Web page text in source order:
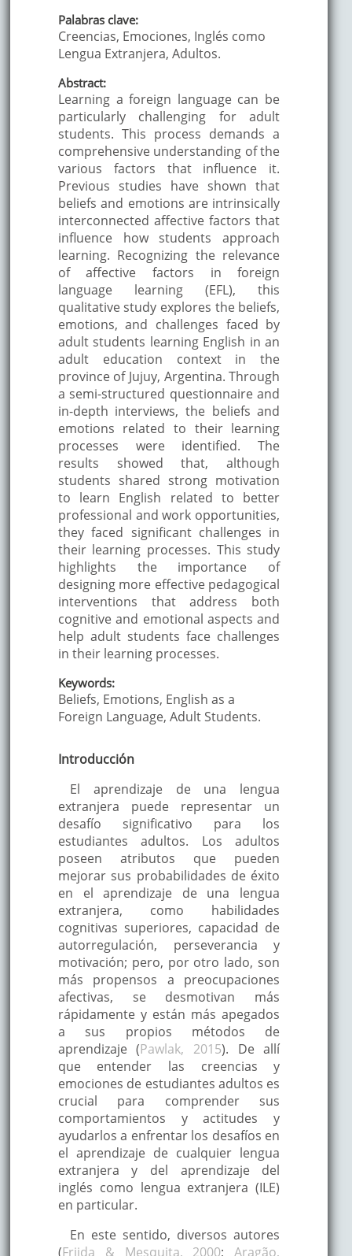
Palabras clave:
Creencias, Emociones, Inglés como
Lengua Extranjera, Adultos.
Abstract:
Learning a foreign language can be
particularly challenging for adult
students. This process demands a
comprehensive understanding of the
various factors that influence it.
Previous studies have shown that
beliefs and emotions are intrinsically
interconnected affective factors that
influence how students approach
learning. Recognizing the relevance
of affective factors in foreign
language learning (EFL), this
qualitative study explores the beliefs,
emotions, and challenges faced by
adult students learning English in an
adult education context in the
province of Jujuy, Argentina. Through
a semi-structured questionnaire and
in-depth interviews, the beliefs and
emotions related to their learning
processes were identified. The
results showed that, although
students shared strong motivation
to learn English related to better
professional and work opportunities,
they faced significant challenges in
their learning processes. This study
highlights the importance of
designing more effective pedagogical
interventions that address both
cognitive and emotional aspects and
help adult students face challenges
in their learning processes.
Keywords:
Beliefs, Emotions, English as a
Foreign Language, Adult Students.
Introducción
El aprendizaje de una lengua
extranjera puede representar un
desafío significativo para los
estudiantes adultos. Los adultos
poseen atributos que pueden
mejorar sus probabilidades de éxito
en el aprendizaje de una lengua
extranjera, como habilidades
cognitivas superiores, capacidad de
autorregulación, perseverancia y
motivación; pero, por otro lado, son
más propensos a preocupaciones
afectivas, se desmotivan más
rápidamente y están más apegados
a sus propios métodos de
aprendizaje (Pawlak, 2015). De allí
que entender las creencias y
emociones de estudiantes adultos es
crucial para comprender sus
comportamientos y actitudes y
ayudarlos a enfrentar los desafíos en
el aprendizaje de cualquier lengua
extranjera y del aprendizaje del
inglés como lengua extranjera (ILE)
en particular.
En este sentido, diversos autores
(Frijda & Mesquita, 2000;Aragão,